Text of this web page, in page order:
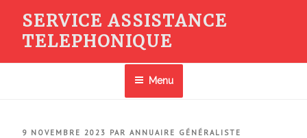
contenu
SERVICE ASSISTANCE
TELEPHONIQUE
Menu
PUBLIÉ
9 NOVEMBRE 2023 PAR ANNUAIRE GÉNÉRALISTE